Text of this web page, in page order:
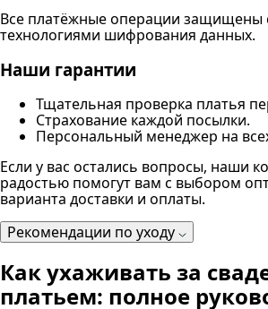
Все платёжные операции
технологиями шифрования данных.
Наши гарантии
Тщательная проверка платья
Страхование каждой посылки.
Персональный менеджер на
Если у вас остались вопросы, наши
радостью помогут вам с выбором
варианта доставки и оплаты.
Рекомендации по уходу
Как ухаживать за
платьем: полное